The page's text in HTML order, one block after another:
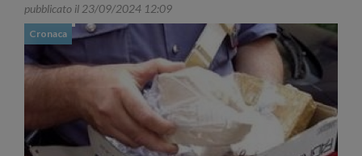
pubblicato il 23/09/2024 12:09
Cronaca